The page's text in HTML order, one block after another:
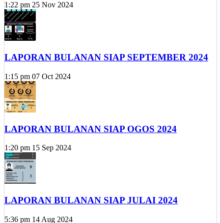
1:22 pm 25 Nov 2024
LAPORAN BULANAN SIAP SEPTEMBER 2024
1:15 pm 07 Oct 2024
LAPORAN BULANAN SIAP OGOS 2024
1:20 pm 15 Sep 2024
LAPORAN BULANAN SIAP JULAI 2024
5:36 pm 14 Aug 2024